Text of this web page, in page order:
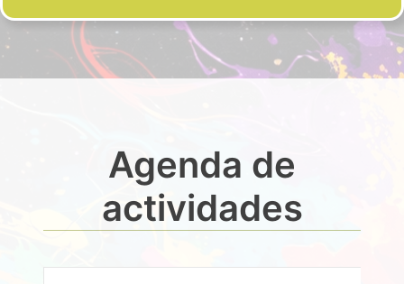
Agenda de
actividades